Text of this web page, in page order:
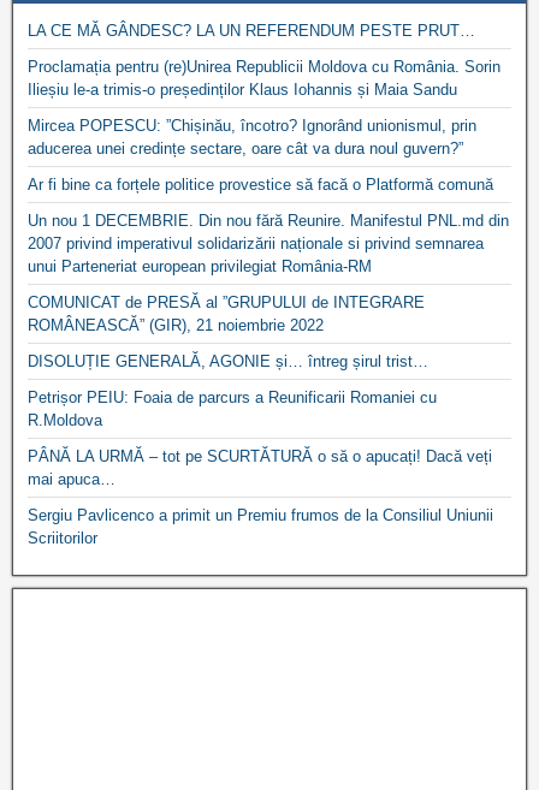
LA CE MĂ GÂNDESC? LA UN REFERENDUM PESTE PRUT…
Proclamația pentru (re)Unirea Republicii Moldova cu România. Sorin
Ilieșiu le-a trimis-o președinților Klaus Iohannis și Maia Sandu
Mircea POPESCU: ”Chișinău, încotro? Ignorând unionismul, prin
aducerea unei credințe sectare, oare cât va dura noul guvern?”
Ar fi bine ca forțele politice provestice să facă o Platformă comună
Un nou 1 DECEMBRIE. Din nou fără Reunire. Manifestul PNL.md din
2007 privind imperativul solidarizării naționale si privind semnarea
unui Parteneriat european privilegiat România-RM
COMUNICAT de PRESĂ al ”GRUPULUI de INTEGRARE
ROMÂNEASCĂ” (GIR), 21 noiembrie 2022
DISOLUȚIE GENERALĂ, AGONIE și… întreg șirul trist…
Petrișor PEIU: Foaia de parcurs a Reunificarii Romaniei cu
R.Moldova
PÂNĂ LA URMĂ – tot pe SCURTĂTURĂ o să o apucați! Dacă veți
mai apuca…
Sergiu Pavlicenco a primit un Premiu frumos de la Consiliul Uniunii
Scriitorilor